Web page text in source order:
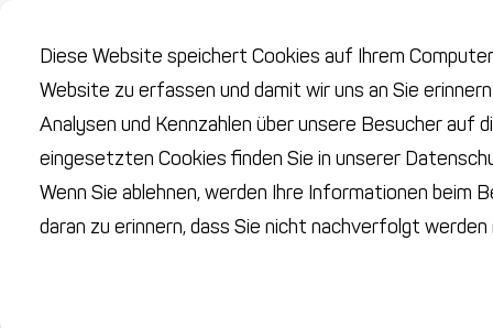
Diese Website speichert Cookies auf Ihrem
Website zu erfassen und damit wir uns an Sie
Analysen und Kennzahlen über unsere Besucher auf
eingesetzten Cookies finden Sie in unserer
Wenn Sie ablehnen, werden Ihre Informationen
daran zu erinnern, dass Sie nicht nachverfolgt